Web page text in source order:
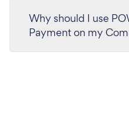
Why should I use
Payment on my